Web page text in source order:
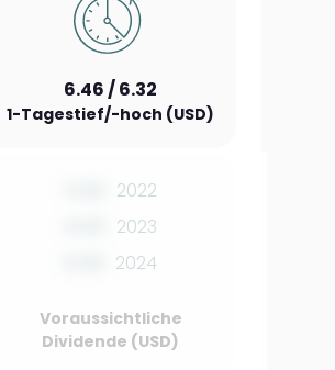
6.46 / 6.32
1-Tagestief/-hoch (USD)
2022
2023
2024
Voraussichtliche
Dividende (USD)